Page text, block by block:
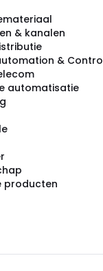
& kanalen
&
automatisatie
producten